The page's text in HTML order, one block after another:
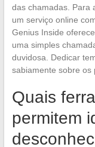
das chamadas. Para
um serviço online
Genius Inside
uma simples
duvidosa. Dedicar
sabiamente sobre os
Quais
permitem